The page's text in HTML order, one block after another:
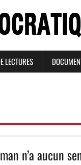
LECTURES
n’a aucun